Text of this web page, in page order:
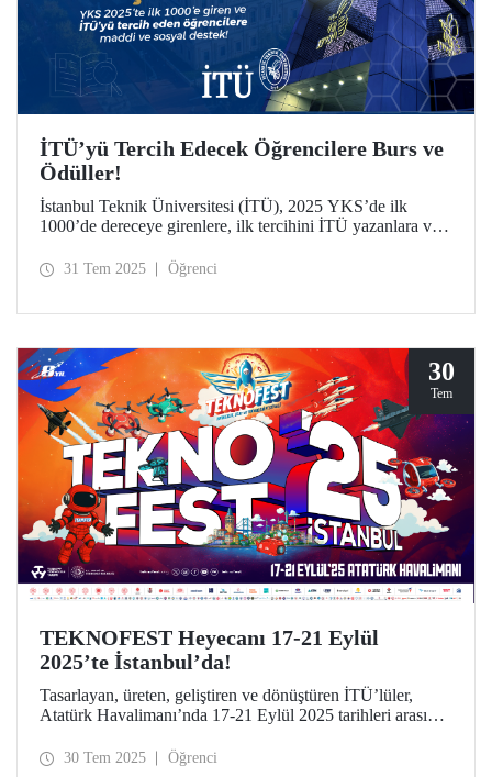
İTÜ’yü Tercih Edecek Öğrencilere Burs ve
Ödüller!
İstanbul Teknik Üniversitesi (İTÜ), 2025 YKS’de ilk
1000’de dereceye girenlere, ilk tercihini İTÜ yazanlara ve
çekiyor.
31 Tem 2025 Öğrenci
30
Tem
TEKNOFEST Heyecanı 17-21 Eylül
2025’te İstanbul’da!
Tasarlayan, üreten, geliştiren ve dönüştüren İTÜ’lüler,
Atatürk Havalimanı’nda 17-21 Eylül 2025 tarihleri arasında
30 Tem 2025 Öğrenci